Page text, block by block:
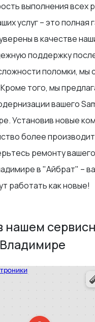
выполнения всех
услуг – это полная
в качестве
поддержку
поломки, мы
того, мы
вашего
Установив новые
более
ремонту
в "Айбрат" –
работать как новые!
нашем